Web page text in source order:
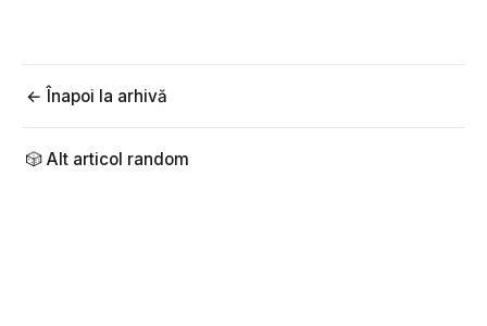
← Înapoi la arhivă
🎲 Alt articol random